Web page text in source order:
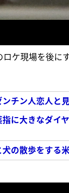
ケ現場を後に
ンチン人恋人と
指に大きなダイ
犬の散歩をする